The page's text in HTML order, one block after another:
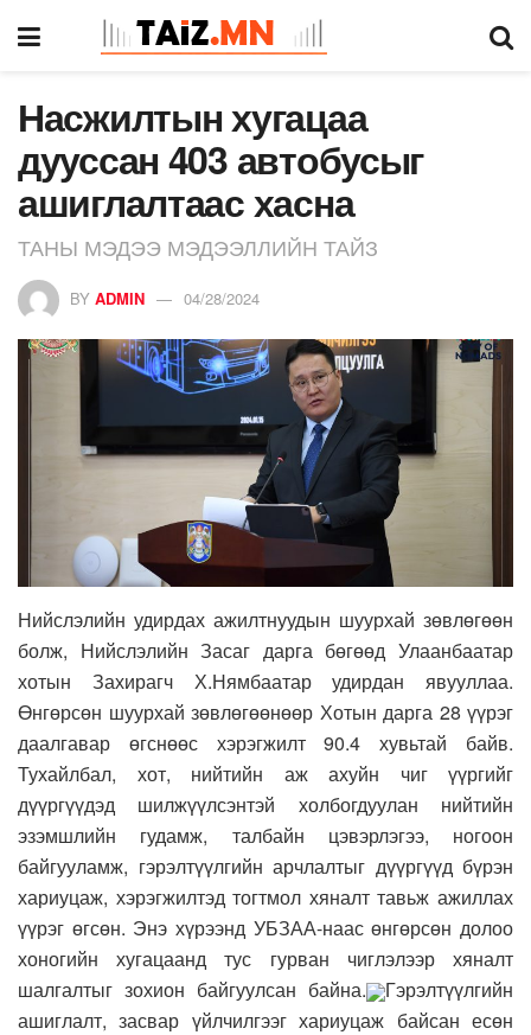
Насжилтын хугацаа
дууссан 403 автобусыг
ашиглалтаас хасна
ТАНЫ МЭДЭЭ МЭДЭЭЛЛИЙН ТАЙЗ
BY ADMIN 04/28/2024
Нийслэлийн удирдах ажилтнуудын шуурхай зөвлөгөөн
болж, Нийслэлийн Засаг дарга бөгөөд Улаанбаатар
хотын Захирагч Х.Нямбаатар удирдан явууллаа.
Өнгөрсөн шуурхай зөвлөгөөнөөр Хотын дарга 28 үүрэг
даалгавар өгснөөс хэрэгжилт 90.4 хувьтай байв.
Тухайлбал, хот, нийтийн аж ахуйн чиг үүргийг
дүүргүүдэд шилжүүлсэнтэй холбогдуулан нийтийн
эзэмшлийн гудамж, талбайн цэвэрлэгээ, ногоон
байгууламж, гэрэлтүүлгийн арчлалтыг дүүргүүд бүрэн
хариуцаж, хэрэгжилтэд тогтмол хяналт тавьж ажиллах
үүрэг өгсөн. Энэ хүрээнд УБЗАА-наас өнгөрсөн долоо
хоногийн хугацаанд тус гурван чиглэлээр хяналт
шалгалтыг зохион байгуулсан байна.
Гэрэлтүүлгийн
ашиглалт, засвар үйлчилгээг хариуцаж байсан есөн